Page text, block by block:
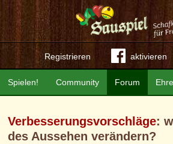
Registrieren aktivieren
Community Forum
Spielen!
Verbesserungsvorschläge:
des Aussehen verändern?